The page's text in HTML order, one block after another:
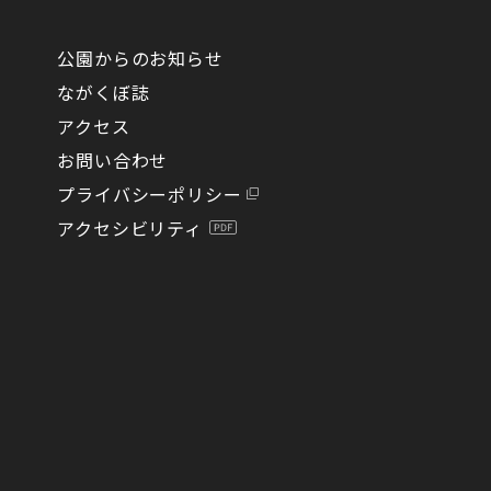
公園からのお知らせ
ながくぼ誌
アクセス
お問い合わせ
プライバシーポリシー
アクセシビリティ